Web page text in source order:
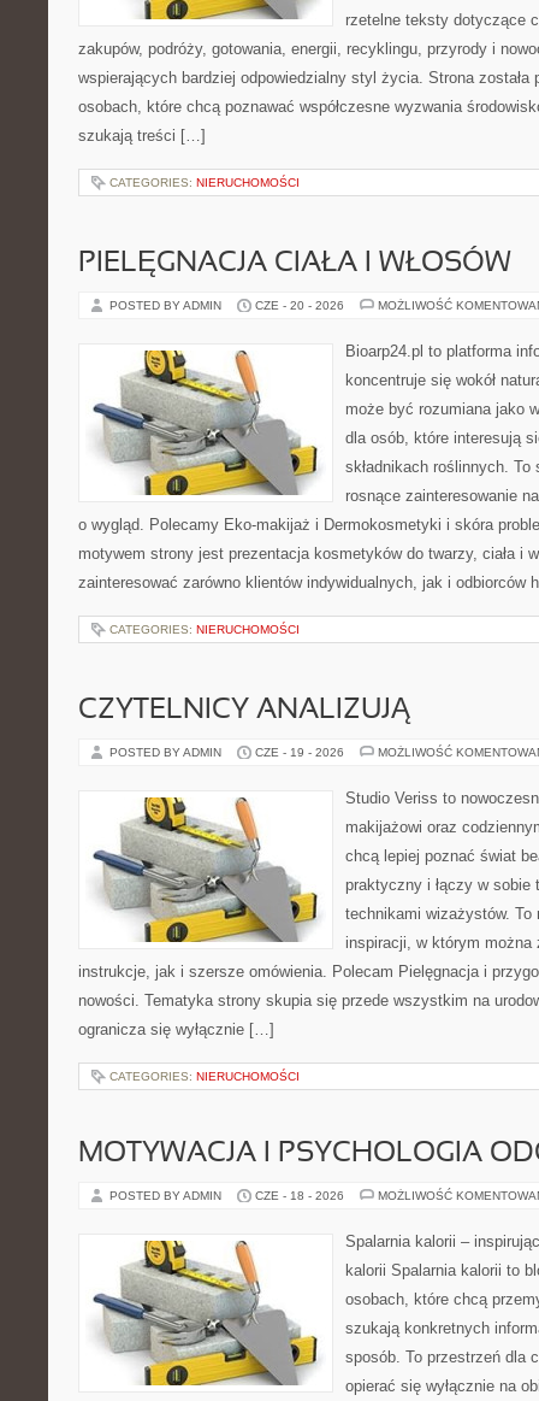
rzetelne teksty dotyczące
zakupów, podróży, gotowania, energii, recyklingu, przyrody i
wspierających bardziej odpowiedzialny styl życia. Strona została
osobach, które chcą poznawać współczesne wyzwania
szukają treści […]
CATEGORIES: NIERUCHOMOŚCI
PIELĘGNACJA CIAŁA I WŁOSÓW
POSTED BY ADMIN CZE - 20 - 2026 MOŻLIWOŚĆ
Bioarp24.pl to platforma
koncentruje się wokół
może być rozumiana jako
dla osób, które interesują
składnikach roślinnych.
rosnące zainteresowanie
o wygląd. Polecamy Eko-makijaż i Dermokosmetyki i skóra
motywem strony jest prezentacja kosmetyków do twarzy, ciała i
zainteresować zarówno klientów indywidualnych, jak i
CATEGORIES: NIERUCHOMOŚCI
CZYTELNICY ANALIZUJĄ
POSTED BY ADMIN CZE - 19 - 2026 MOŻLIWOŚĆ
Studio Veriss to
makijażowi oraz
chcą lepiej poznać świat
praktyczny i łączy w sobie
technikami wizażystów. To
inspiracji, w którym można
instrukcje, jak i szersze omówienia. Polecam Pielęgnacja i
nowości. Tematyka strony skupia się przede wszystkim na
ogranicza się wyłącznie […]
CATEGORIES: NIERUCHOMOŚCI
MOTYWACJA I PSYCHOLOGIA
POSTED BY ADMIN CZE - 18 - 2026 MOŻLIWOŚĆ
Spalarnia kalorii –
kalorii Spalarnia kalorii to
osobach, które chcą
szukają konkretnych
sposób. To przestrzeń dla
opierać się wyłącznie na